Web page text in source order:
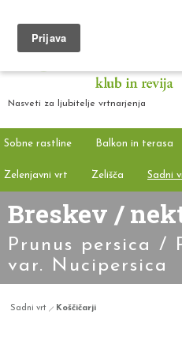
Nasveti za ljubitelje vrtnarjenja
Sobne rastline Balkon in terasa
Zelenjavni vrt Zelišča Sadni
Breskev /
Prunus persica /
var. Nucipersica
Sadni vrt Koščičarji